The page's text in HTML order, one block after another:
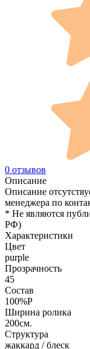
0 отзывов
Описание
Описание
менеджера по
* Не являются
РФ)
Характеристики
Цвет
purple
Прозрачность
45
Состав
100%P
Ширина ролика
200см.
Структура
жаккард / блеск